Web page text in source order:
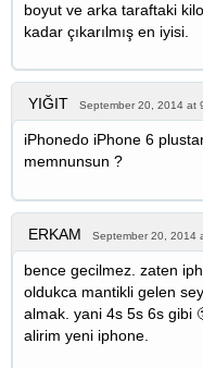
boyut ve arka taraftaki
kadar çıkarılmış en iyisi.
YIĞIT September 20, 2014 at
iPhonedo iPhone 6
memnunsun ?
ERKAM September 20, 2014
bence gecilmez. zaten
oldukca mantikli gelen
almak. yani 4s 5s 6s gibi
alirim yeni iphone.